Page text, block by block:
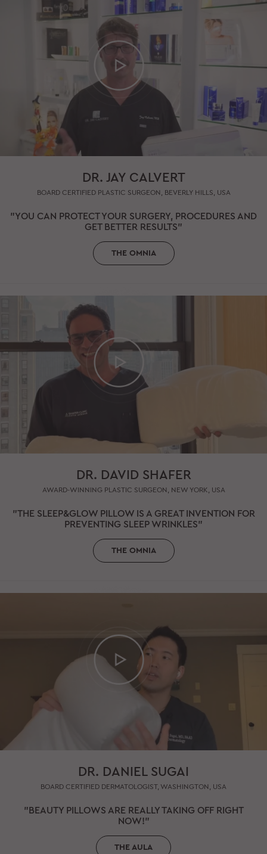
DR. JAY CALVERT
BOARD CERTIFIED PLASTIC SURGEON, BEVERLY HILLS, USA
"YOU CAN PROTECT YOUR SURGERY, PROCEDURES AND
GET BETTER RESULTS"
THE OMNIA
DR. DAVID SHAFER
AWARD-WINNING PLASTIC SURGEON, NEW YORK, USA
"THE SLEEP&GLOW PILLOW IS A GREAT INVENTION FOR
PREVENTING SLEEP WRINKLES"
THE OMNIA
DR. DANIEL SUGAI
BOARD CERTIFIED DERMATOLOGIST, WASHINGTON, USA
"BEAUTY PILLOWS ARE REALLY TAKING OFF RIGHT
NOW!"
THE AULA